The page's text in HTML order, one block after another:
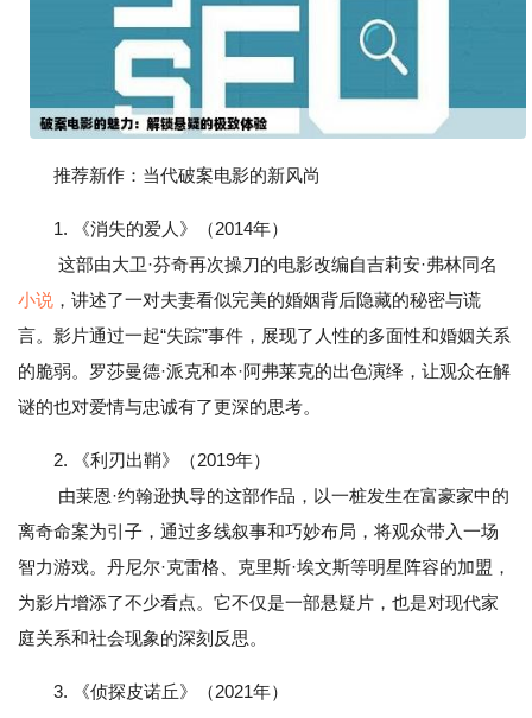
推荐新作：当代破案电影的新风尚
1. 《消失的爱人》（2014年）
这部由大卫·芬奇再次操刀的电影改编自吉莉安·弗林同名
小说 ，讲述了一对夫妻看似完美的婚姻背后隐藏的秘密与谎
言。影片通过一起“失踪”事件，展现了人性的多面性和婚姻关系
的脆弱。罗莎曼德·派克和本·阿弗莱克的出色演绎，让观众在解
谜的也对爱情与忠诚有了更深的思考。
2. 《利刃出鞘》（2019年）
由莱恩·约翰逊执导的这部作品，以一桩发生在富豪家中的
离奇命案为引子，通过多线叙事和巧妙布局，将观众带入一场
智力游戏。丹尼尔·克雷格、克里斯·埃文斯等明星阵容的加盟，
为影片增添了不少看点。它不仅是一部悬疑片，也是对现代家
庭关系和社会现象的深刻反思。
3. 《侦探皮诺丘》（2021年）